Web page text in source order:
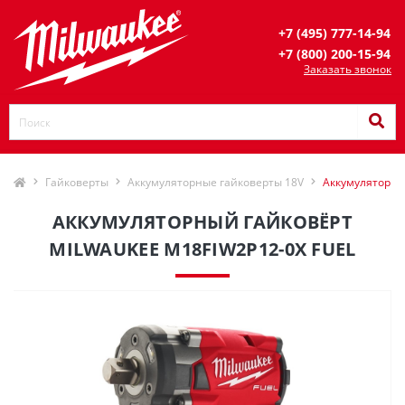
+7 (495) 777-14-94
+7 (800) 200-15-94
Заказать звонок
Гайковерты Аккумуляторные гайковерты 18V
АККУМУЛЯТОРНЫЙ ГАЙКОВЁРТ
MILWAUKEE M18FIW2P12-0X FUEL